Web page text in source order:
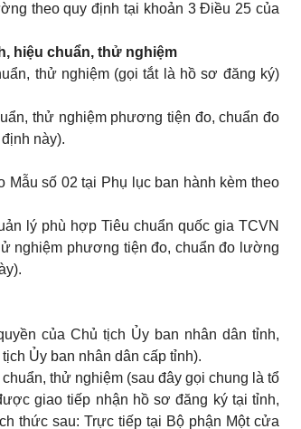
theo quy định tại khoản 3 Điều 25 của
hiệu chuẩn, thử nghiệm
thử nghiệm (gọi tắt là hồ sơ đăng ký)
thử nghiệm phương tiện đo, chuẩn đo
này).
số 02 tại Phụ lục ban hành kèm theo
lý phù hợp Tiêu chuẩn quốc gia TCVN
nghiệm phương tiện đo, chuẩn đo lường
của Chủ tịch Ủy ban nhân dân tỉnh,
Ủy ban nhân dân cấp tỉnh).
thử nghiệm (sau đây gọi chung là tổ
giao tiếp nhận hồ sơ đăng ký tại tỉnh,
thức sau: Trực tiếp tại Bộ phận Một cửa